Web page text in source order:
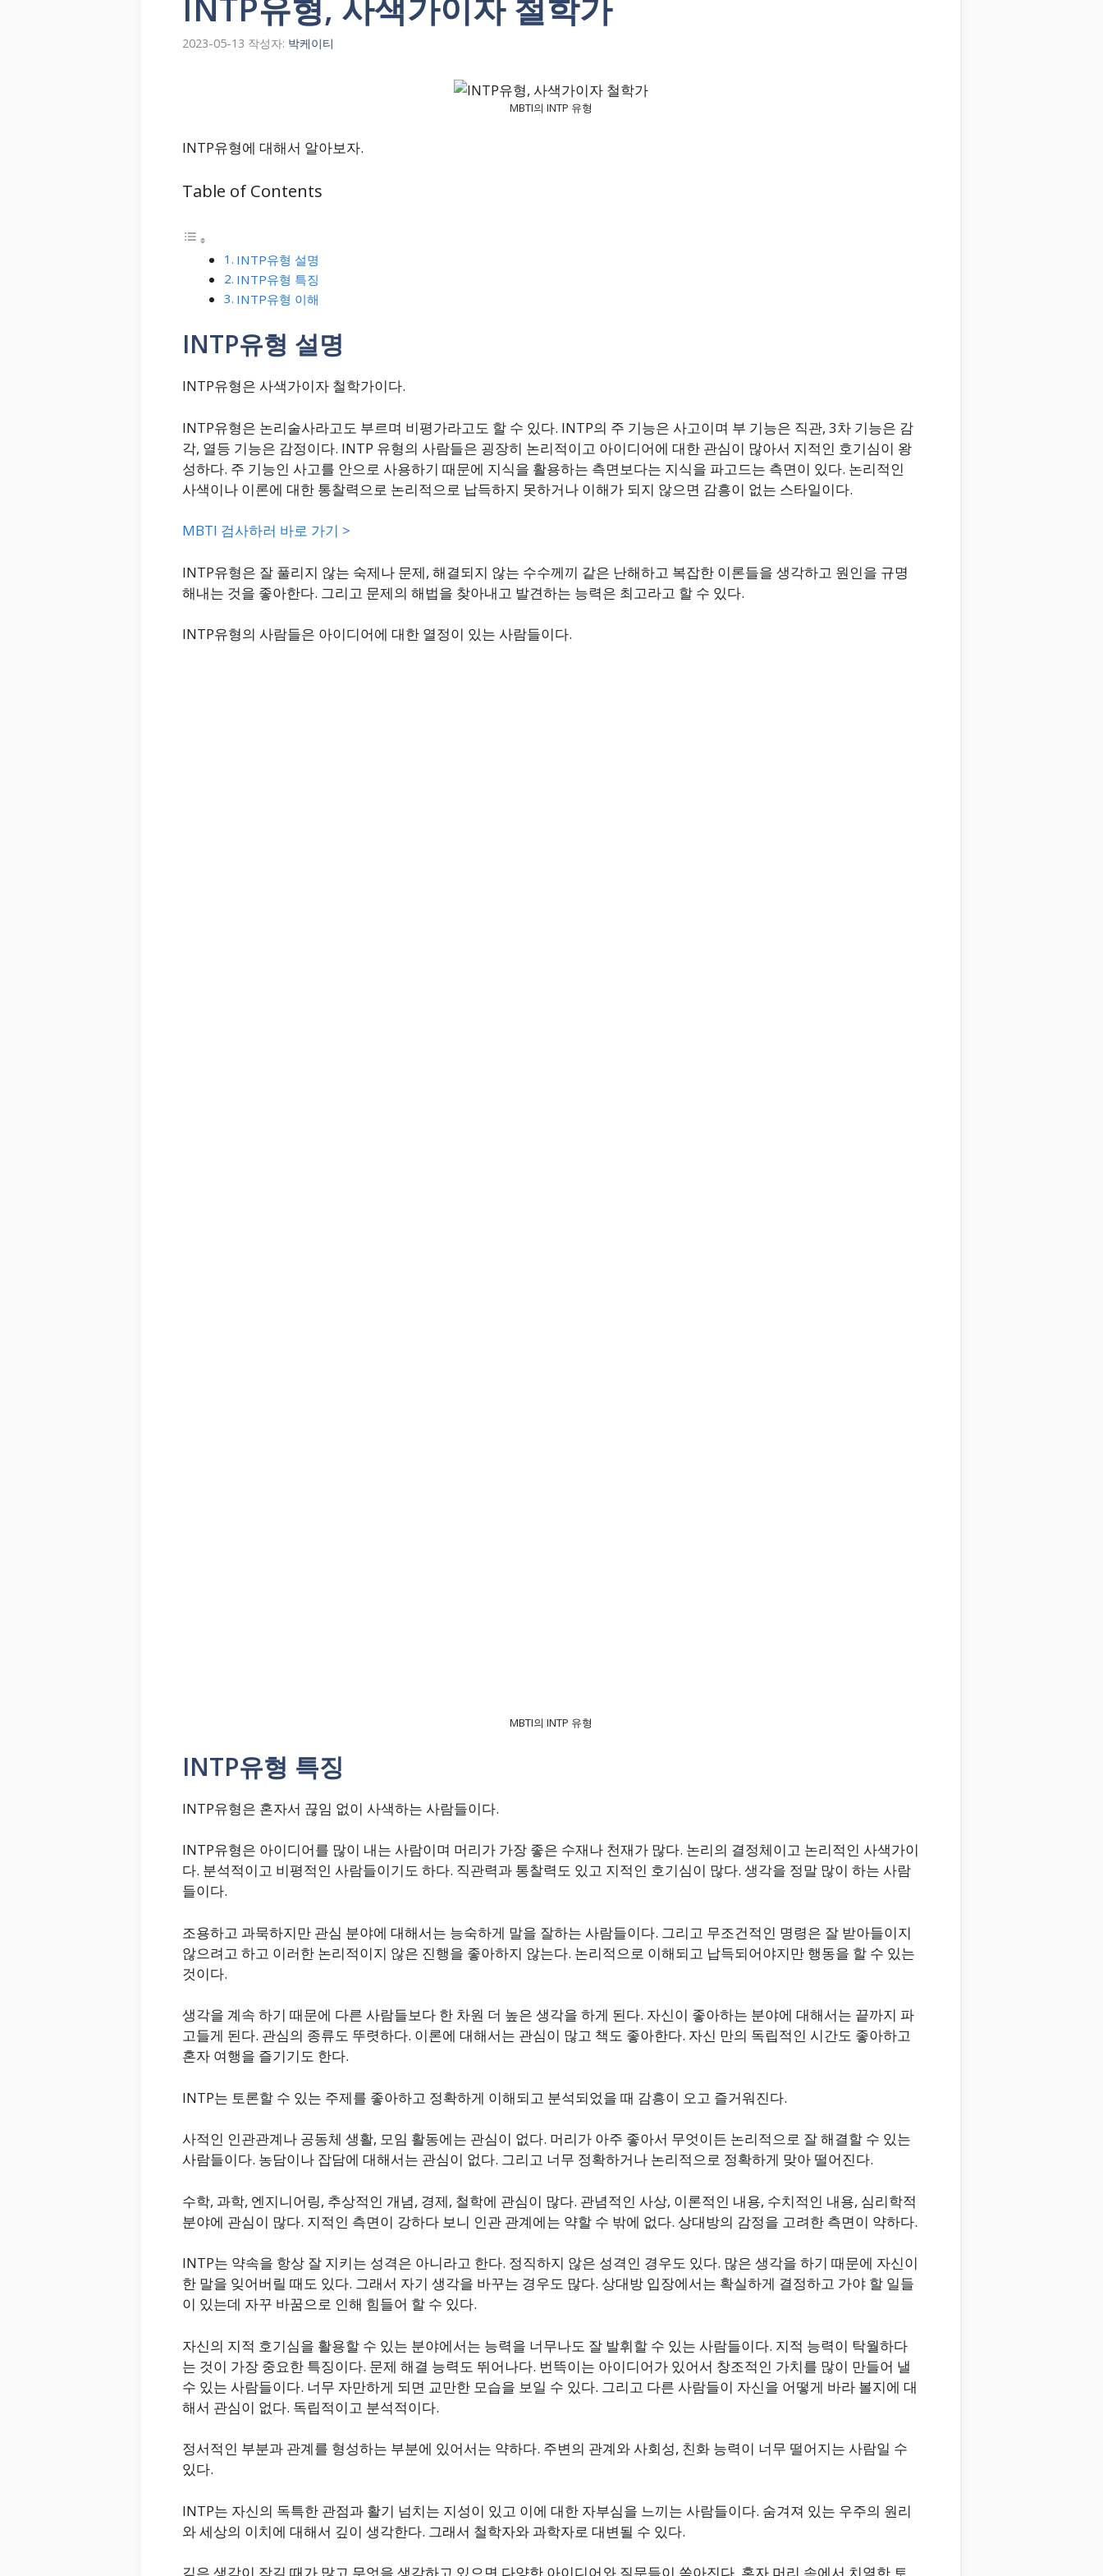
2023-05-13 작성자: 박케이티
MBTI의 INTP 유형
INTP유형에 대해서 알아보자.
Table of Contents
INTP유형 설명
INTP유형 특징
INTP유형 이해
INTP유형 설명
INTP유형은 사색가이자 철학가이다.
INTP유형은 논리술사라고도 부르며 비평가라고도 할 수 있다. INTP의 주 기능은 사고이며 부 기능은 직관, 3차 기능은 감
각, 열등 기능은 감정이다. INTP 유형의 사람들은 굉장히 논리적이고 아이디어에 대한 관심이 많아서 지적인 호기심이 왕
성하다. 주 기능인 사고를 안으로 사용하기 때문에 지식을 활용하는 측면보다는 지식을 파고드는 측면이 있다. 논리적인
사색이나 이론에 대한 통찰력으로 논리적으로 납득하지 못하거나 이해가 되지 않으면 감흥이 없는 스타일이다.
MBTI 검사하러 바로 가기 >
INTP유형은 잘 풀리지 않는 숙제나 문제, 해결되지 않는 수수께끼 같은 난해하고 복잡한 이론들을 생각하고 원인을 규명
해내는 것을 좋아한다. 그리고 문제의 해법을 찾아내고 발견하는 능력은 최고라고 할 수 있다.
INTP유형의 사람들은 아이디어에 대한 열정이 있는 사람들이다.
MBTI의 INTP 유형
INTP유형 특징
INTP유형은 혼자서 끊임 없이 사색하는 사람들이다.
INTP유형은 아이디어를 많이 내는 사람이며 머리가 가장 좋은 수재나 천재가 많다. 논리의 결정체이고 논리적인 사색가이
다. 분석적이고 비평적인 사람들이기도 하다. 직관력과 통찰력도 있고 지적인 호기심이 많다. 생각을 정말 많이 하는 사람
들이다.
조용하고 과묵하지만 관심 분야에 대해서는 능숙하게 말을 잘하는 사람들이다. 그리고 무조건적인 명령은 잘 받아들이지
않으려고 하고 이러한 논리적이지 않은 진행을 좋아하지 않는다. 논리적으로 이해되고 납득되어야지만 행동을 할 수 있는
것이다.
생각을 계속 하기 때문에 다른 사람들보다 한 차원 더 높은 생각을 하게 된다. 자신이 좋아하는 분야에 대해서는 끝까지 파
고들게 된다. 관심의 종류도 뚜렷하다. 이론에 대해서는 관심이 많고 책도 좋아한다. 자신 만의 독립적인 시간도 좋아하고
혼자 여행을 즐기기도 한다.
INTP는 토론할 수 있는 주제를 좋아하고 정확하게 이해되고 분석되었을 때 감흥이 오고 즐거워진다.
사적인 인관관계나 공동체 생활, 모임 활동에는 관심이 없다. 머리가 아주 좋아서 무엇이든 논리적으로 잘 해결할 수 있는
사람들이다. 농담이나 잡담에 대해서는 관심이 없다. 그리고 너무 정확하거나 논리적으로 정확하게 맞아 떨어진다.
수학, 과학, 엔지니어링, 추상적인 개념, 경제, 철학에 관심이 많다. 관념적인 사상, 이론적인 내용, 수치적인 내용, 심리학적
분야에 관심이 많다. 지적인 측면이 강하다 보니 인관 관계에는 약할 수 밖에 없다. 상대방의 감정을 고려한 측면이 약하다.
INTP는 약속을 항상 잘 지키는 성격은 아니라고 한다. 정직하지 않은 성격인 경우도 있다. 많은 생각을 하기 때문에 자신이
한 말을 잊어버릴 때도 있다. 그래서 자기 생각을 바꾸는 경우도 많다. 상대방 입장에서는 확실하게 결정하고 가야 할 일들
이 있는데 자꾸 바꿈으로 인해 힘들어 할 수 있다.
자신의 지적 호기심을 활용할 수 있는 분야에서는 능력을 너무나도 잘 발휘할 수 있는 사람들이다. 지적 능력이 탁월하다
는 것이 가장 중요한 특징이다. 문제 해결 능력도 뛰어나다. 번뜩이는 아이디어가 있어서 창조적인 가치를 많이 만들어 낼
수 있는 사람들이다. 너무 자만하게 되면 교만한 모습을 보일 수 있다. 그리고 다른 사람들이 자신을 어떻게 바라 볼지에 대
해서 관심이 없다. 독립적이고 분석적이다.
정서적인 부분과 관계를 형성하는 부분에 있어서는 약하다. 주변의 관계와 사회성, 친화 능력이 너무 떨어지는 사람일 수
있다.
INTP는 자신의 독특한 관점과 활기 넘치는 지성이 있고 이에 대한 자부심을 느끼는 사람들이다. 숨겨져 있는 우주의 원리
와 세상의 이치에 대해서 깊이 생각한다. 그래서 철학자와 과학자로 대변될 수 있다.